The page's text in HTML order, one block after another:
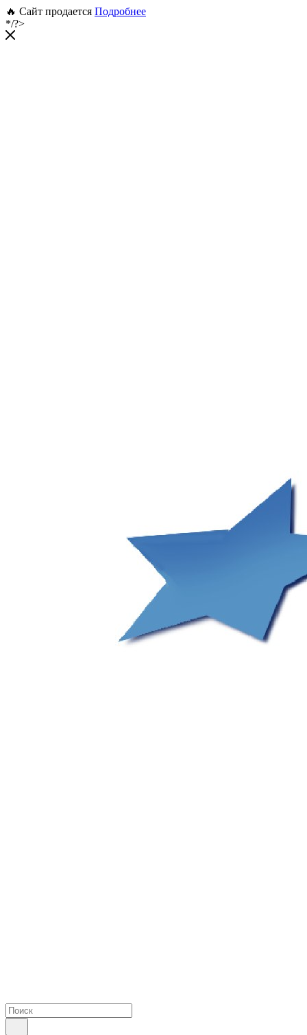
🔥 Сайт продается Подробнее
*/?>